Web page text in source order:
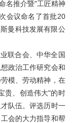
名推介暨"工匠精神
会议命名了首批20
曼科技发展有限公
联合会、中华全国
政治工作研究会和
模、劳动精神，在
贵、创造伟大"的时
队伍。评选历时一
会的大力指导和帮